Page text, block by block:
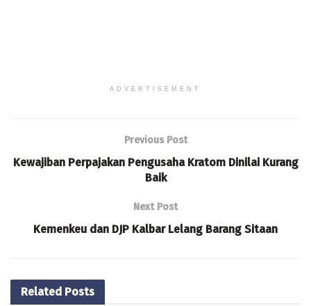
ADVERTISEMENT
Previous Post
Kewajiban Perpajakan Pengusaha Kratom Dinilai Kurang
Baik
Next Post
Kemenkeu dan DJP Kalbar Lelang Barang Sitaan
Related Posts